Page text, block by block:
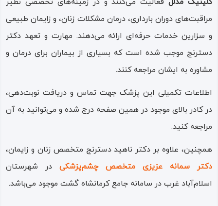
مراقبت‌های دوران بارداری، درمان مشکلات زنان، و زایمان طبیعی
و سزارین خدمات حرفه‌ای ارائه می‌دهند. مهارت و تعهد دکتر
دسترنج موجب شده است که بسیاری از بیماران برای درمان و
مشاوره به ایشان مراجعه کنند.
اطلاعات تکمیلی این پزشک جهت تماس و دریافت نوبت‌دهی،
در کادر بالای موجود در همین صفحه درج شده و می‌توانید به آن
مراجعه کنید.
همچنین، علاوه بر دکتر ناهید دسترنج متخصص زنان و زایمان،
دکتر سمانه عزیزی متخصص چشم‌پزشکی در شهرستان
اسلام‌آباد غرب در سامانه جامع کرمانشاه گشت موجود می‌باشد.